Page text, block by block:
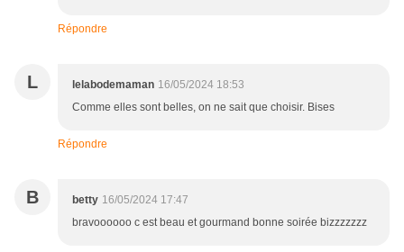
Répondre
L lelabodemaman 16/05/2024 18:53
Comme elles sont belles, on ne sait que choisir. Bises
Répondre
B betty 16/05/2024 17:47
bravoooooo c est beau et gourmand bonne soirée bizzzzzzz